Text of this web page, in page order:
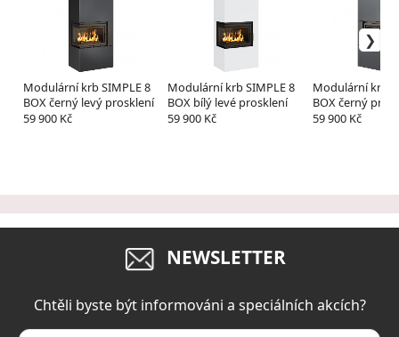
Modulární krb SIMPLE 8
BOX černý levý prosklení
59 900 Kč
Modulární krb SIMPLE 8
BOX bílý levé prosklení
59 900 Kč
Modulární krb
BOX černý
prosklení
59 900 Kč
NEWSLETTER
Chtěli byste být informováni a speciálních akcích?